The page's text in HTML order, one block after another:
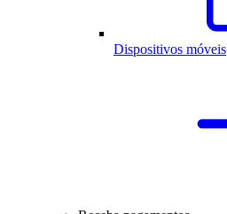
Dispositivos móveis